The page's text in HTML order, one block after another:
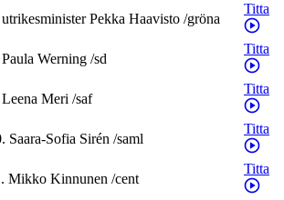
utrikesminister Pekka Haavisto /gröna
Titta
Paula Werning /sd
Titta
Leena Meri /saf
Titta
. Saara-Sofia Sirén /saml
Titta
. Mikko Kinnunen /cent
Titta